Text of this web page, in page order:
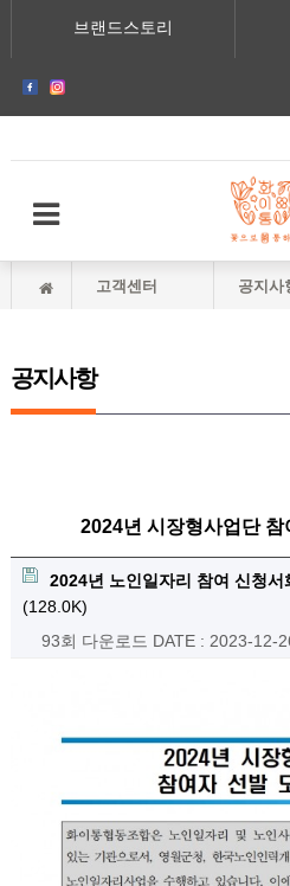
브랜드스토리
고객센터 공지사
공지사항
2024년 시장형사업단 참
2024년 노인일자리 참여 신청
(128.0K)
93회 다운로드 DATE : 2023-12-